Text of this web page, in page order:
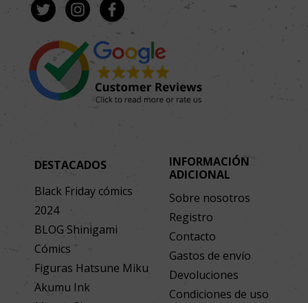
DESTACADOS
Black Friday cómics
2024
BLOG Shinigami
Cómics
Figuras Hatsune Miku
Akumu Ink
INFORMACIÓN
ADICIONAL
Sobre nosotros
Registro
Contacto
Gastos de envío
Devoluciones
Condiciones de uso